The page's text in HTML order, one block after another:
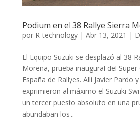
Podium en el 38 Rallye Sierra
por R-technology| Abr 13, 2021 |
El Equipo Suzuki se desplazó al 38
Morena, prueba inaugural del
España de Rallyes. Allí Javier Pardo
exprimieron al máximo el Suzuki
un tercer puesto absoluto en una
abundaban los...